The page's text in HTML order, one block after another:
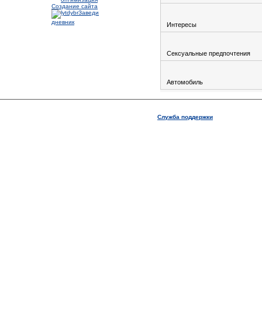
Создание сайта
Заведи
дневник
Интересы
Сексуальные предпочтения
Автомобиль
Служба поддержки